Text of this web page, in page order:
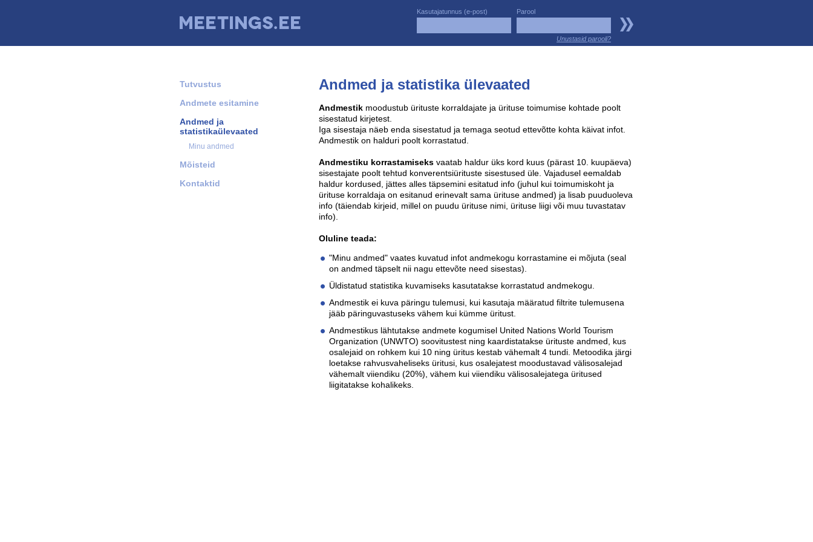
Kasutajatunnus (e-post)
Parool
Unustasid parooli?
Tutvustus
Andmete esitamine
Andmed ja
statistikaülevaated
Minu andmed
Mõisteid
Kontaktid
Andmed ja statistika ülevaated
Andmestik moodustub ürituste korraldajate ja ürituse toimumise kohtade poolt
sisestatud kirjetest.
Iga sisestaja näeb enda sisestatud ja temaga seotud ettevõtte kohta käivat infot.
Andmestik on halduri poolt korrastatud.
Andmestiku korrastamiseks vaatab haldur üks kord kuus (pärast 10. kuupäeva)
sisestajate poolt tehtud konverentsiürituste sisestused üle. Vajadusel eemaldab
haldur kordused, jättes alles täpsemini esitatud info (juhul kui toimumiskoht ja
ürituse korraldaja on esitanud erinevalt sama ürituse andmed) ja lisab puuduoleva
info (täiendab kirjeid, millel on puudu ürituse nimi, ürituse liigi või muu tuvastatav
info).
Oluline teada:
"Minu andmed" vaates kuvatud infot andmekogu korrastamine ei mõjuta (seal
on andmed täpselt nii nagu ettevõte need sisestas).
Üldistatud statistika kuvamiseks kasutatakse korrastatud andmekogu.
Andmestik ei kuva päringu tulemusi, kui kasutaja määratud filtrite tulemusena
jääb päringuvastuseks vähem kui kümme üritust.
Andmestikus lähtutakse andmete kogumisel United Nations World Tourism
Organization (UNWTO) soovitustest ning kaardistatakse ürituste andmed, kus
osalejaid on rohkem kui 10 ning üritus kestab vähemalt 4 tundi. Metoodika järgi
loetakse rahvusvaheliseks üritusi, kus osalejatest moodustavad välisosalejad
vähemalt viiendiku (20%), vähem kui viiendiku välisosalejatega üritused
liigitatakse kohalikeks.